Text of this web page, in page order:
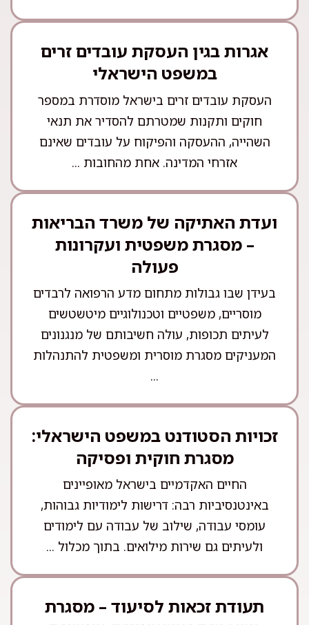
אגרות בגין העסקת עובדים זרים
במשפט הישראלי
העסקת עובדים זרים בישראל מוסדרת במספר
חוקים ותקנות שמטרתם להסדיר את תנאי
השהייה, ההעסקה והפיקוח על עובדים שאינם
אזרחי המדינה. אחת מהחובות ...
ועדת האתיקה של משרד הבריאות
– מסגרת משפטית ועקרונות
פעולה
בעידן שבו גבולות מתחום מדע הרפואה לרבדים
מוסריים, משפטיים וטכנולוגיים מיטשטשים
לעיתים תכופות, עולה חשיבותם של מנגנונים
המעניקים מסגרת מוסרית ומשפטית להתנהלות
...
זכויות הסטודנט במשפט הישראלי:
מסגרת חוקית ופסיקה
החיים האקדמיים בישראל מאופיינים
באינטנסיביות רבה: דרישות לימודיות גבוהות,
עומסי עבודה, שילוב של עבודה עם לימודים
ולעיתים גם שירות מילואים. בתוך מכלול ...
תעודת זכאות לסיעוד – מסגרת